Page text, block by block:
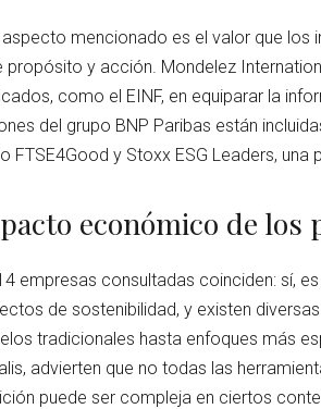
mencionado es el valor que los
propósito y acción. Mondelez
como el EINF, en equiparar la
del grupo BNP Paribas están
FTSE4Good y Stoxx ESG Leaders,
económico de los
empresas consultadas coinciden: sí,
de sostenibilidad, y existen
tradicionales hasta enfoques más
advierten que no todas las
puede ser compleja en ciertos